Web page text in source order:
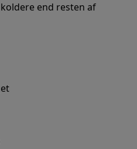
end resten af